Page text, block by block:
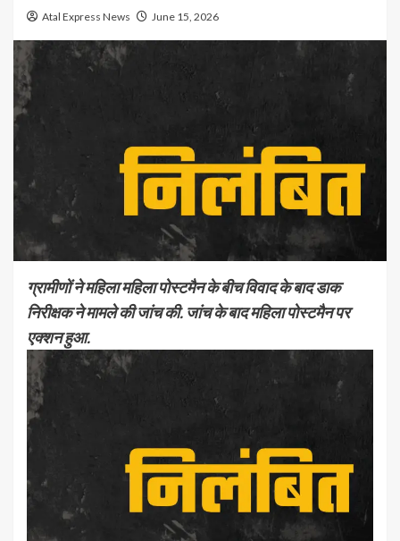
Atal Express News June 15, 2026
ग्रामीणों ने महिला महिला पोस्टमैन के बीच विवाद के बाद डाक
निरीक्षक ने मामले की जांच की. जांच के बाद महिला पोस्टमैन पर
एक्शन हुआ.